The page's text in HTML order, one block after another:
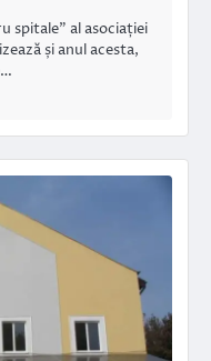
spitale” al asociației
și anul acesta,